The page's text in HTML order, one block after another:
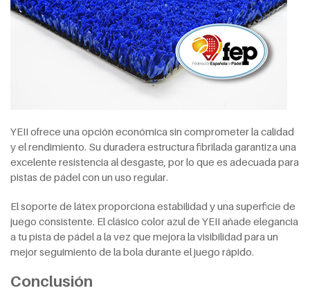
YEII ofrece una opción económica sin comprometer la calidad
y el rendimiento. Su duradera estructura fibrilada garantiza una
excelente resistencia al desgaste, por lo que es adecuada para
pistas de pádel con un uso regular.
El soporte de látex proporciona estabilidad y una superficie de
juego consistente. El clásico color azul de YEII añade elegancia
a tu pista de pádel a la vez que mejora la visibilidad para un
mejor seguimiento de la bola durante el juego rápido.
Conclusión